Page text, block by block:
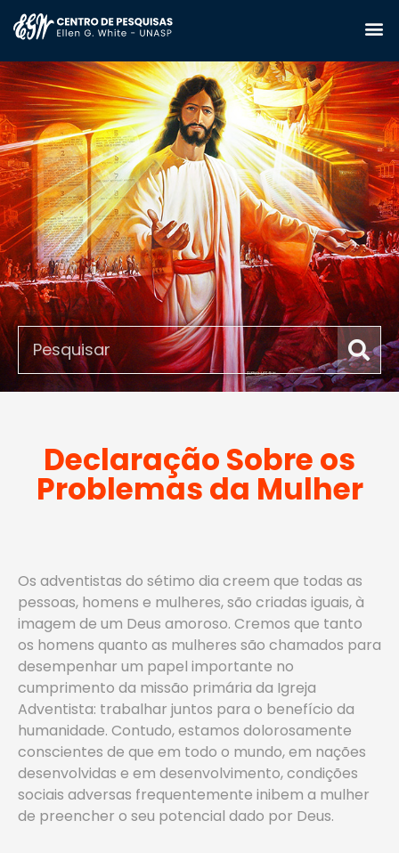
Declaração Sobre os
Problemas da Mulher
Os adventistas do sétimo dia creem que todas as
pessoas, homens e mulheres, são criadas iguais, à
imagem de um Deus amoroso. Cremos que tanto
os homens quanto as mulheres são chamados para
desempenhar um papel importante no
cumprimento da missão primária da Igreja
Adventista: trabalhar juntos para o benefício da
humanidade. Contudo, estamos dolorosamente
conscientes de que em todo o mundo, em nações
desenvolvidas e em desenvolvimento, condições
sociais adversas frequentemente inibem a mulher
de preencher o seu potencial dado por Deus.